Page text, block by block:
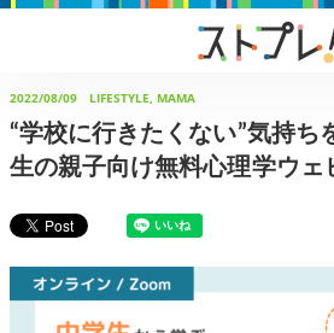
2022/08/09 LIFESTYLE, MAMA
“学校に行きたくない”気持ち
生の親子向け無料心理学ウェ